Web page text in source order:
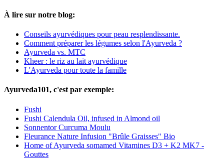
À lire sur notre blog:
Conseils ayurvédiques pour peau resplendissante.
Comment préparer les légumes selon l'Ayurveda ?
Ayurveda vs. MTC
Kheer : le riz au lait ayurvédique
L'Ayurveda pour toute la famille
Ayurveda101, c'est par exemple:
Fushi
Fushi Calendula Oil, infused in Almond oil
Sonnentor Curcuma Moulu
Fleurance Nature Infusion "Brûle Graisses" Bio
Home of Ayurveda somamed Vitamines D3 + K2 MK7 -
Gouttes